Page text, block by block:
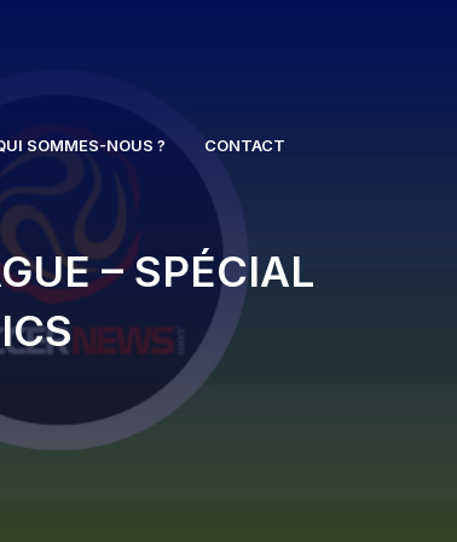
SOMMES-NOUS ? CONTACT
– SPÉCIAL